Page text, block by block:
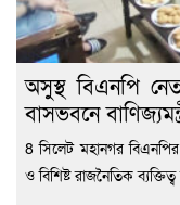
অসুস্থ বিএনপি
বাসভবনে
8 সিলেট মহানগর
ও বিশিষ্ট রাজনৈতিক